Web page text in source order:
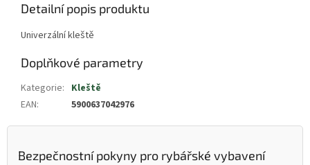
Detailní popis produktu
Univerzální kleště
Doplňkové parametry
Kategorie: Kleště
EAN: 5900637042976
Bezpečnostní pokyny pro rybářské vybavení